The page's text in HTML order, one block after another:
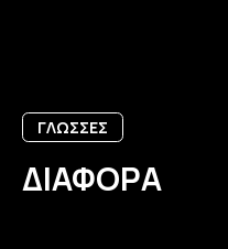
ΓΛΩΣΣΕΣ
ΔΙΑΦΟΡΑ